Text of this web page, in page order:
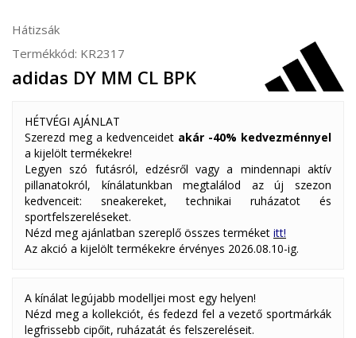
Hátizsák
Termékkód: KR2317
adidas DY MM CL BPK
HÉTVÉGI AJÁNLAT
Szerezd meg a kedvenceidet akár -40% kedvezménnyel
a kijelölt termékekre!
Legyen szó futásról, edzésről vagy a mindennapi aktív
pillanatokról, kínálatunkban megtalálod az új szezon
kedvenceit: sneakereket, technikai ruházatot és
sportfelszereléseket.
Nézd meg ajánlatban szereplő összes terméket itt!
Az akció a kijelölt termékekre érvényes 2026.08.10-ig.
A kínálat legújabb modelljei most egy helyen!
Nézd meg a kollekciót, és fedezd fel a vezető sportmárkák
legfrissebb cipőit, ruházatát és felszereléseit.